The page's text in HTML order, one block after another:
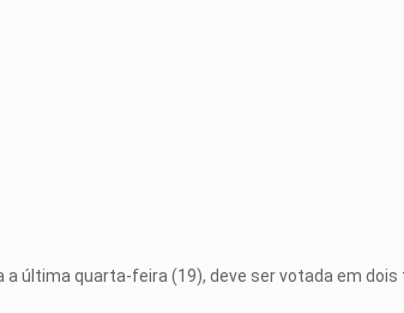
a última quarta-feira (19), deve ser votada em